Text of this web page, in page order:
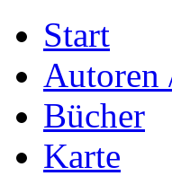
Inhalt
springenStart
Autoren
Bücher
Karte